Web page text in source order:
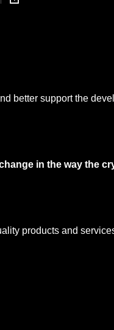
better support the
in the way the
products and